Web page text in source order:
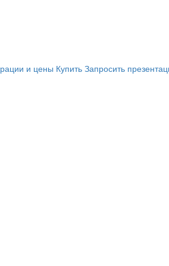
и цены Купить Запросить